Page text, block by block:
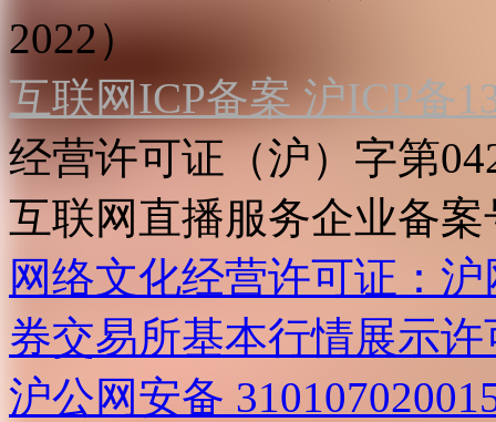
2022）
互联网ICP备案 沪ICP备
经营许可证（沪）字第
互联网直播服务企业备案
网络文化经营许可证：
券交易所基本行情展示许
沪公网安备